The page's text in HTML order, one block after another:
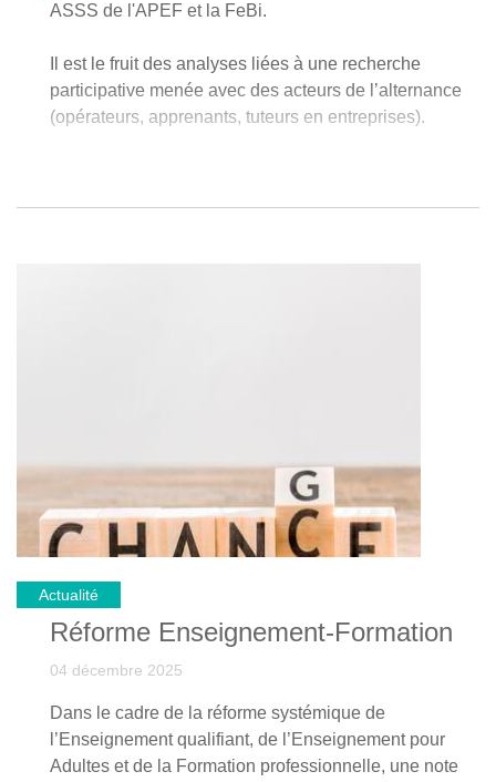
ASSS de l'APEF et la FeBi.
Il est le fruit des analyses liées à une recherche
participative menée avec des acteurs de l’alternance
(opérateurs, apprenants, tuteurs en entreprises).
Actualité
Réforme Enseignement-Formation
04 décembre 2025
Dans le cadre de la réforme systémique de
l’Enseignement qualifiant, de l’Enseignement pour
Adultes et de la Formation professionnelle, une note